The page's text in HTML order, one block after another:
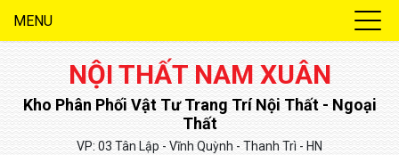
MENU
NỘI THẤT NAM XUÂN
Kho Phân Phối Vật Tư Trang Trí Nội Thất - Ngoại
Thất
VP: 03 Tân Lập - Vĩnh Quỳnh - Thanh Trì - HN